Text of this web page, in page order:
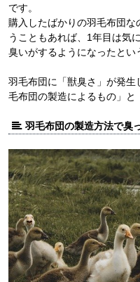
です。
購入したばかりの羽毛布団
うこともあれば、1年目は気
臭いがするようになったとい
羽毛布団に「獣臭さ」が発生
毛布団の製造によるもの」と
羽毛布団の製造方法で臭